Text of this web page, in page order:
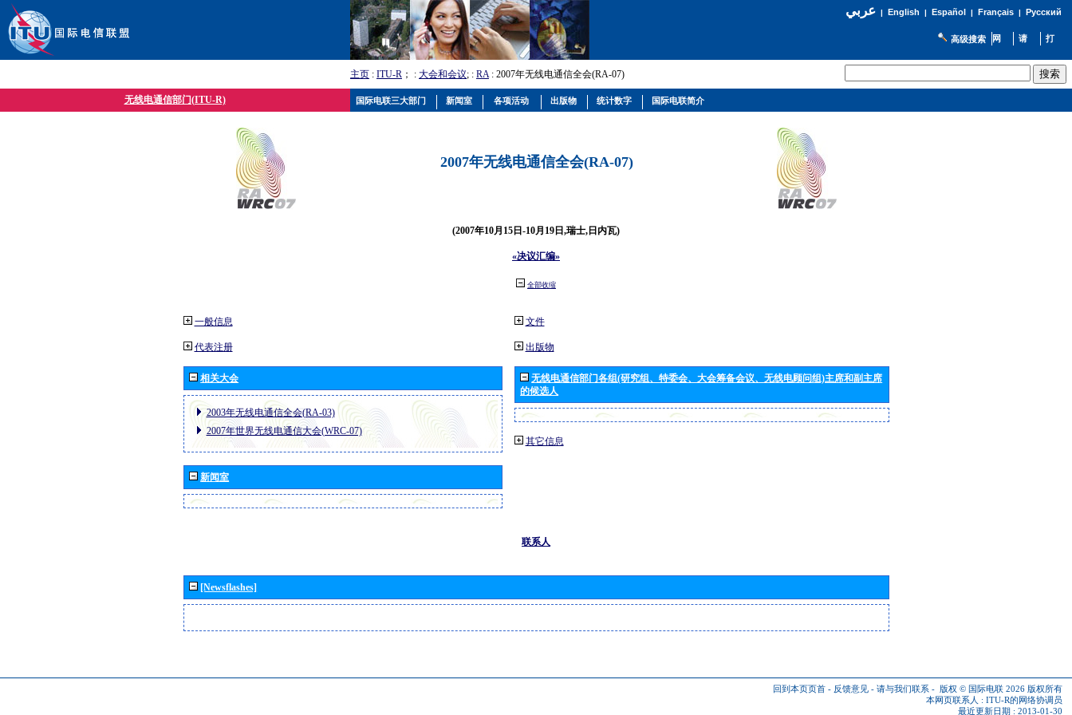
عربي| English | Español | Français| Русский
高级搜索
主页 : ITU-R ； : 大会和会议; : RA: 2007年无线电通信全会(RA-07)
无线电通信部门(ITU-R)
2007年无线电通信全会(RA-07)
(2007年10月15日-10月19日,瑞士,日内瓦)
«决议汇编»
全部收缩
一般信息
代表注册
相关大会
2003年无线电通信全会(RA-03)
2007年世界无线电通信大会(WRC-07)
新闻室
文件
出版物
无线电通信部门各组(研究组、特委会、大会筹备会议、无线电顾问组)主席和副主席
的候选人
其它信息
联系人
[Newsflashes]
回到本页页首 - 反馈意见 - 请与我们联系 - 版权 © 国际电联 2026 版权所有
本网页联系人 : ITU-R的网络协调员
最近更新日期 : 2013-01-30
国际电联三大部门 新闻室 各项活动 出版物 统计数字 国际电联简介